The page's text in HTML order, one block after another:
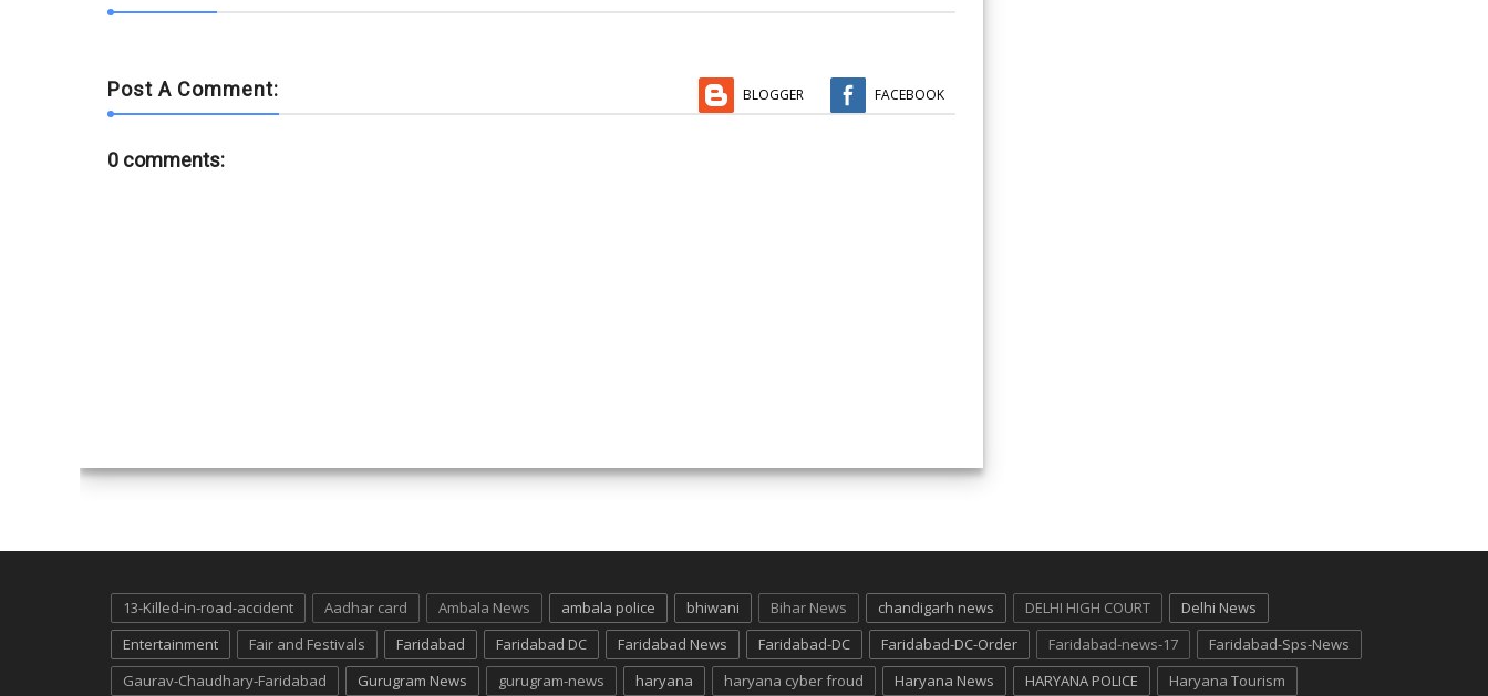
Post A Comment: BLOGGER FACEBOOK
0 comments:
13-Killed-in-road-accident Aadhar card Ambala News ambala police bhiwani Bihar News chandigarh news DELHI HIGH COURT
Delhi News
Entertainment
Fair and Festivals Faridabad Faridabad DC Faridabad News Faridabad-DC Faridabad-DC-Order Faridabad-news-17
Faridabad-Sps-News
Gaurav-Chaudhary-Faridabad
Gurugram News gurugram-news haryana haryana cyber froud Haryana News HARYANA POLICE Haryana Tourism